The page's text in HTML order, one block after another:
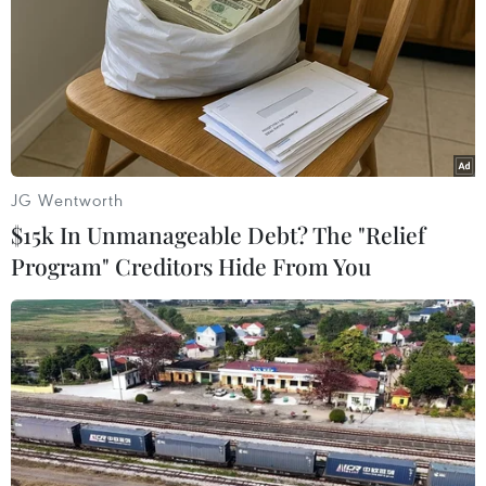
Tặng bò giống cho nông dân giúp giảm nghèo ở Quảng Ninh.
(Ảnh: Xuân Tùng/TTXVN)
Về số lượng, giảm nghèo là con số tuyệt đối hộ
nhất định. Cần phân biệt số hộ nghèo giảm với
số hộ thoát nghèo, hai khái niệm này chỉ đồng
nhất với nhau khi không có các yếu tố khác tác
động đến như sự dịch chuyển dân cư, tái
nghèo…
Về chất lượng, giảm nghèo là khái niệm để chỉ
thực chất của kết quả giảm nghèo, mà vấn đề
cần đạt được là đời sống người nghèo được
JG Wentworth
$15k In Unmanageable Debt? The "Relief
Program" Creditors Hide From You